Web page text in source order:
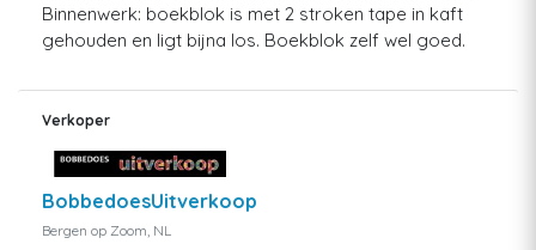
Binnenwerk: boekblok is met 2 stroken tape in kaft
gehouden en ligt bijna los. Boekblok zelf wel goed.
Verkoper
BobbedoesUitverkoop
Bergen op Zoom, NL